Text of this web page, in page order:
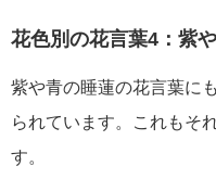
花色別の花言葉4：紫
紫や青の睡蓮の花言葉に
られています。これもそ
す。